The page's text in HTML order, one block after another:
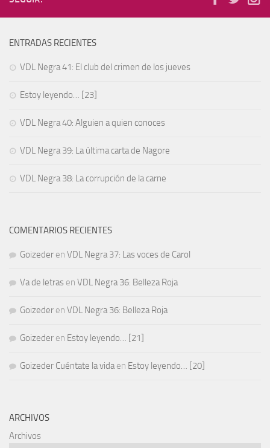
ENTRADAS RECIENTES
VDL Negra 41: El club del crimen de los jueves
Estoy leyendo… [23]
VDL Negra 40: Alguien a quien conoces
VDL Negra 39: La última carta de Nagore
VDL Negra 38: La corrupción de la carne
COMENTARIOS RECIENTES
Goizeder en VDL Negra 37: Las voces de Carol
Va de letras en VDL Negra 36: Belleza Roja
Goizeder en VDL Negra 36: Belleza Roja
Goizeder en Estoy leyendo… [21]
Goizeder Cuéntate la vidaen Estoy leyendo… [20]
ARCHIVOS
Archivos